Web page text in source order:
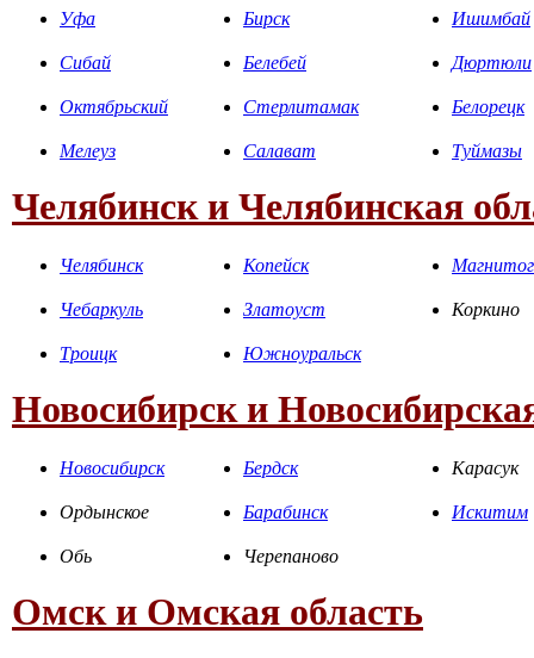
Уфа Бирск Ишимбай
Сибай Белебей Дюртюли
Октябрьский Стерлитамак Белорецк
Мелеуз Салават Туймазы
Челябинск и Челябинская
Челябинск Копейск
Чебаркуль Златоуст Коркино
Троицк Южноуральск
Новосибирск и
Новосибирск Бердск Карасук
Ордынское Барабинск Искитим
Обь Черепаново
Омск и Омская область